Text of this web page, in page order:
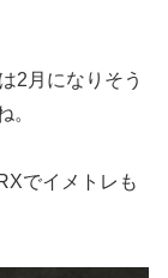
2月になりそう
。
でイメトレも